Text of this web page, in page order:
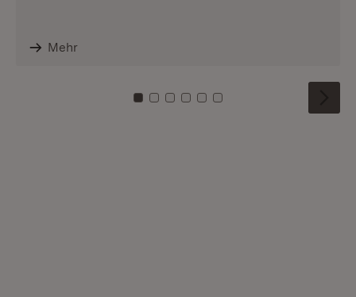
Mehr
Zu Kachel: 0
Zu Kachel: 1
Zu Kachel: 2
Zu Kachel: 3
Zu Kachel: 4
Zu Kachel: 5